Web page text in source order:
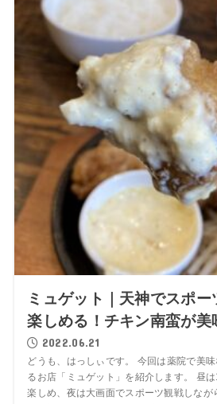
ミュゲット｜天神でスポー
楽しめる！チキン南蛮が
2022.06.21
どうも、はっしぃです。 今回は薬院で美
るお店「ミュゲット」を紹介します。 昼
楽しめ、夜は大画面でスポーツ観戦しなが